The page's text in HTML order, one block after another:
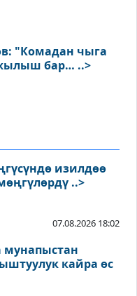
"Комадан чыга
бар… ..>
изилдөө
..>
07.08.2026 18:02
мунапыстан
кайра өс